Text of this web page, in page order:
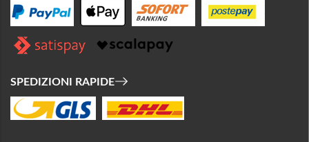
SPEDIZIONI RAPIDE